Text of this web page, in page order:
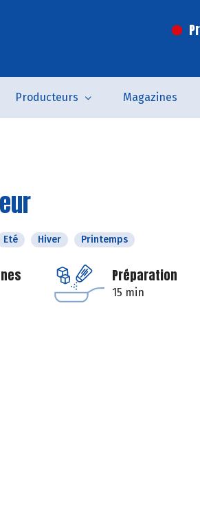
Producteurs Magazines
Eté Hiver Printemps
Préparation
15 min